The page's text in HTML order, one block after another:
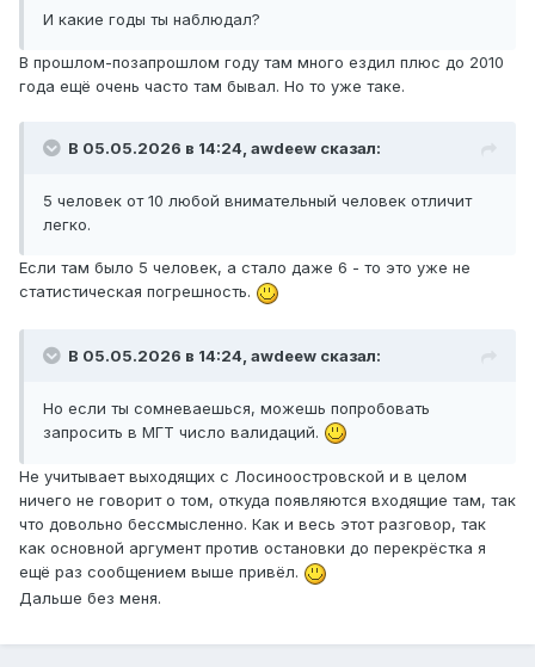
И какие годы ты наблюдал?
В прошлом-позапрошлом году там много ездил плюс до 2010
года ещё очень часто там бывал. Но то уже таке.
В 05.05.2026 в 14:24, awdeew сказал:
5 человек от 10 любой внимательный человек отличит
легко.
Если там было 5 человек, а стало даже 6 - то это уже не
статистическая погрешность.
В 05.05.2026 в 14:24, awdeew сказал:
Но если ты сомневаешься, можешь попробовать
запросить в МГТ число валидаций.
Не учитывает выходящих с Лосиноостровской и в целом
ничего не говорит о том, откуда появляются входящие там, так
что довольно бессмысленно. Как и весь этот разговор, так
как основной аргумент против остановки до перекрёстка я
ещё раз сообщением выше привёл.
Дальше без меня.